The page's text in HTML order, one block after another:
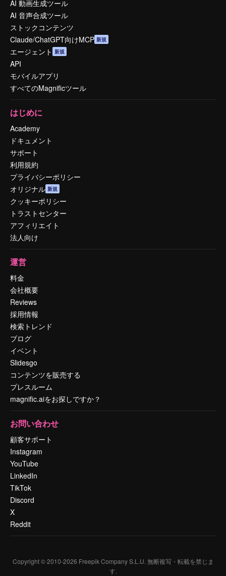
AI 動画生成ツール
AI 音声合成ツール
ストックコンテンツ
Claude/ChatGPT向けMCP 新規
エージェント 新規
API
モバイルアプリ
すべてのMagnificツール
はじめに
Academy
ドキュメント
サポート
利用規約
プライバシーポリシー
オリジナル 新規
クッキーポリシー
トラストセンター
アフィリエイト
法人向け
運営
料金
会社概要
Reviews
採用情報
検索トレンド
ブログ
イベント
Slidesgo
コンテンツを販売する
プレスルーム
magnific.aiをお探しですか？
お問い合わせ
顧客サポート
Instagram
YouTube
LinkedIn
TikTok
Discord
X
Reddit
Copyright © 2010-2026 Freepik Company S.L.U. 無断複写・転載を禁じま
す.